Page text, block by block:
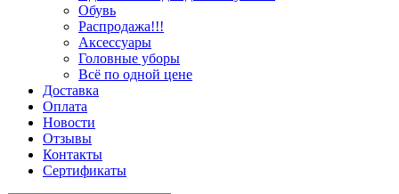
Обувь
Распродажа!!!
Аксессуары
Головные уборы
Всё по одной цене
Доставка
Оплата
Новости
Отзывы
Контакты
Сертификаты